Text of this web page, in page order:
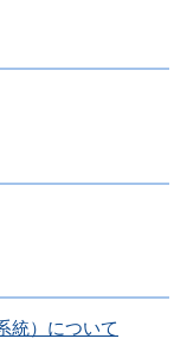
統）について